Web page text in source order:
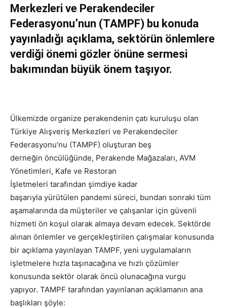
Merkezleri ve Perakendeciler
Federasyonu’nun (TAMPF) bu konuda
yayınladığı açıklama, sektörün önlemlere
verdiği önemi gözler önüne sermesi
bakımından büyük önem taşıyor.
Ülkemizde organize perakendenin çatı kuruluşu olan
Türkiye Alışveriş Merkezleri ve Perakendeciler
Federasyonu’nu (TAMPF) oluşturan beş
derneğin öncülüğünde, Perakende Mağazaları, AVM
Yönetimleri, Kafe ve Restoran
İşletmeleri tarafından şimdiye kadar
başarıyla yürütülen pandemi süreci, bundan sonraki tüm
aşamalarında da müşteriler ve çalışanlar için güvenli
hizmeti ön koşul olarak almaya devam edecek. Sektörde
alınan önlemler ve gerçekleştirilen çalışmalar konusunda
bir açıklama yayınlayan TAMPF, yeni uygulamaların
işletmelere hızla taşınacağına ve hızlı çözümler
konusunda sektör olarak öncü olunacağına vurgu
yapıyor. TAMPF tarafından yayınlanan açıklamanın ana
başlıkları şöyle: